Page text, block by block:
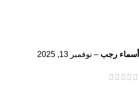
أسماء رجب – نوفمبر 13, 2025